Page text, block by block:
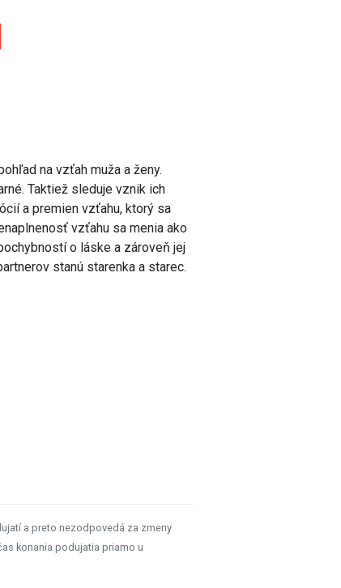
na vzťah muža a ženy.
Taktiež sleduje vznik ich
a premien vzťahu, ktorý sa
vzťahu sa menia ako
o láske a zároveň jej
stanú starenka a starec.
a preto nezodpovedá za zmeny
konania podujatia priamo u